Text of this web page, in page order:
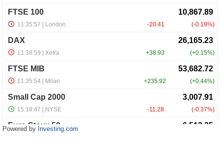
Powered by Investing.com